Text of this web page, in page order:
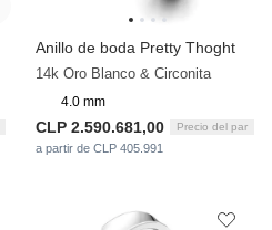
Anillo de boda Pretty Thoght
14k Oro Blanco & Circonita
4.0 mm
CLP 2.590.681,00 Precio del par
a partir de CLP 405.991